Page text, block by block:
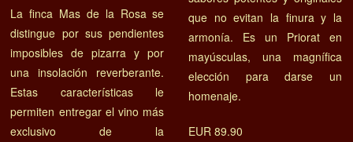
La finca Mas de la Rosa se
distingue por sus pendientes
imposibles de pizarra y por
una insolación reverberante.
Estas características le
permiten entregar el vino más
exclusivo de la
que no evitan la finura y la
armonía. Es un Priorat en
mayúsculas, una magnífica
elección para darse un
homenaje.
EUR 89.90